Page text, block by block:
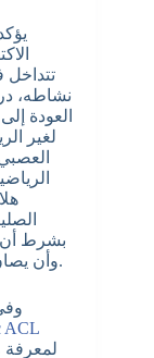
نشاطه،
العودة
لغير
بشرط أن
وأن يصان الإنجاز الجراحي ببرنامج تأهيل مصمم بعناية.
ACL